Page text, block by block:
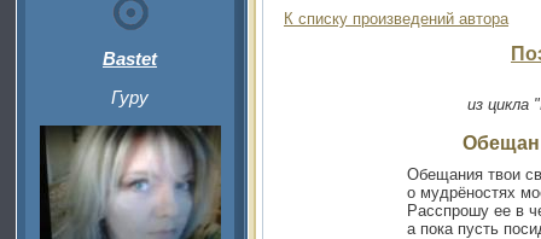
Bastet
Гуру
К списку произведений автора
из цикла
Обещания твои
о мудрёностях
Расспрошу ее в
а пока пусть